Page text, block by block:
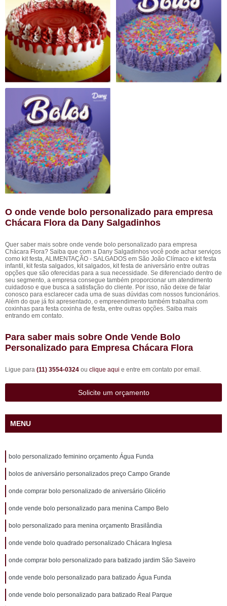
O onde vende bolo personalizado para empresa
Chácara Flora da Dany Salgadinhos
Quer saber mais sobre onde vende bolo personalizado para empresa
Chácara Flora? Saiba que com a Dany Salgadinhos você pode achar serviços
como kit festa, ALIMENTAÇÃO - SALGADOS em São João Clímaco e kit festa
infantil, kit festa salgados, kit salgados, kit festa de aniversário entre outras
opções que são oferecidas para a sua necessidade. Se diferenciado dentro de
seu segmento, a empresa consegue também proporcionar um atendimento
cuidadoso e que busca a satisfação do cliente. Por isso, não deixe de falar
conosco para esclarecer cada uma de suas dúvidas com nossos funcionários.
Além do que já foi apresentado, o empreendimento também trabalha com
coxinhas para festa coxinha de festa, entre outras opções. Saiba mais
entrando em contato.
Para saber mais sobre Onde Vende Bolo
Personalizado para Empresa Chácara Flora
Ligue para (11) 3554-0324 ou clique aqui e entre em contato por email.
Solicite um orçamento
MENU
bolo personalizado feminino orçamento Água Funda
bolos de aniversário personalizados preço Campo Grande
onde comprar bolo personalizado de aniversário Glicério
onde vende bolo personalizado para menina Campo Belo
bolo personalizado para menina orçamento Brasilândia
onde vende bolo quadrado personalizado Chácara Inglesa
onde comprar bolo personalizado para batizado jardim São Saveiro
onde vende bolo personalizado para batizado Água Funda
onde vende bolo personalizado para batizado Real Parque